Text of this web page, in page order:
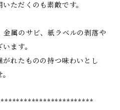
ただくのも素敵です。
属のサビ、紙ラベルの剥落や
ます。
れたものの持つ味わいとし